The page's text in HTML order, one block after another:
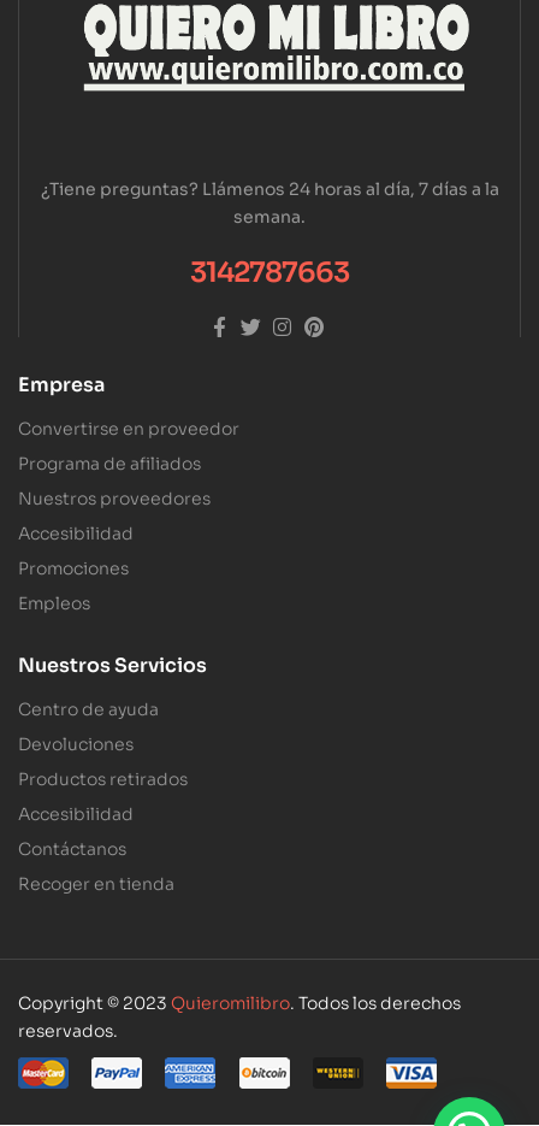
¿Tiene preguntas? Llámenos 24 horas al día, 7 días a la
semana.
3142787663
Empresa
Convertirse en proveedor
Programa de afiliados
Nuestros proveedores
Accesibilidad
Promociones
Empleos
Nuestros Servicios
Centro de ayuda
Devoluciones
Productos retirados
Accesibilidad
Contáctanos
Recoger en tienda
Copyright © 2023 Quieromilibro. Todos los derechos
reservados.